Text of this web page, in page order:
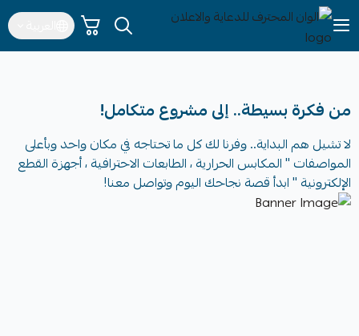
الوان المحترف للدعاية والاعلان
من فكرة بسيطة.. إلى مشروع متكامل!
لا تشيل هم البداية.. وفرنا لك كل ما تحتاجه في مكان واحد وبأعلى
المواصفات " المكابس الحرارية ، الطابعات الاحترافية ، أجهزة القطع
الإلكترونية " ابدأ قصة نجاحك اليوم وتواصل معنا!